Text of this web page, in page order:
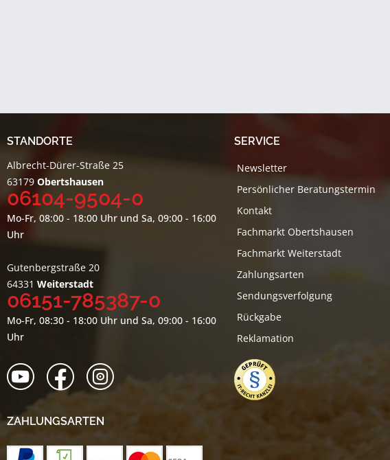
STANDORTE
Albrecht-Dürer-Straße 25
63179 Obertshausen
06104-9504-0
Mo-Fr, 08:00 - 18:00 Uhr und Sa, 09:00 - 16:00
Uhr
Gutenbergstraße 20
64331 Weiterstadt
06151-785387-0
Mo-Fr, 08:30 - 18:00 Uhr und Sa, 09:00 - 16:00
Uhr
ZAHLUNGSARTEN
SERVICE
Newsletter
Persönlicher Beratungstermin
Kontakt
Fachmarkt Obertshausen
Fachmarkt Weiterstadt
Zahlungsarten
Sendungsverfolgung
Rückgabe
Reklamation